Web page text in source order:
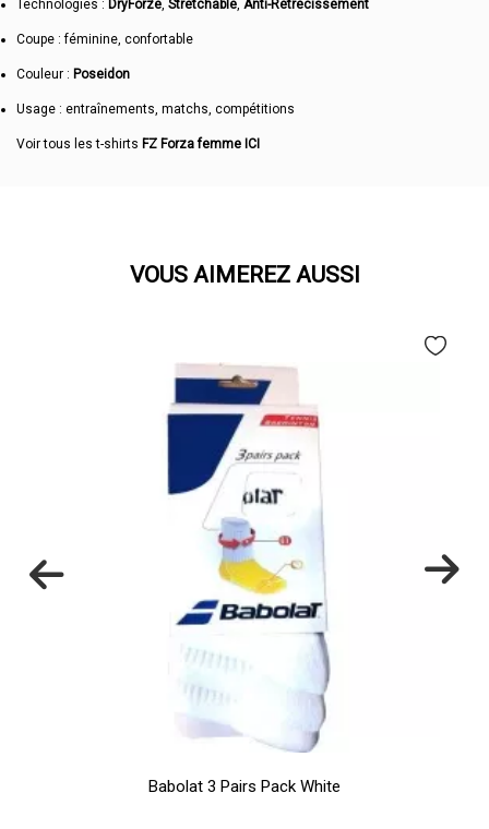
Technologies : DryForze, Stretchable, Anti-Rétrécissement
Coupe : féminine, confortable
Couleur : Poseidon
Usage : entraînements, matchs, compétitions
Voir tous les t-shirts FZ Forza femme ICI
VOUS AIMEREZ AUSSI
Babolat 3 Pairs Pack White